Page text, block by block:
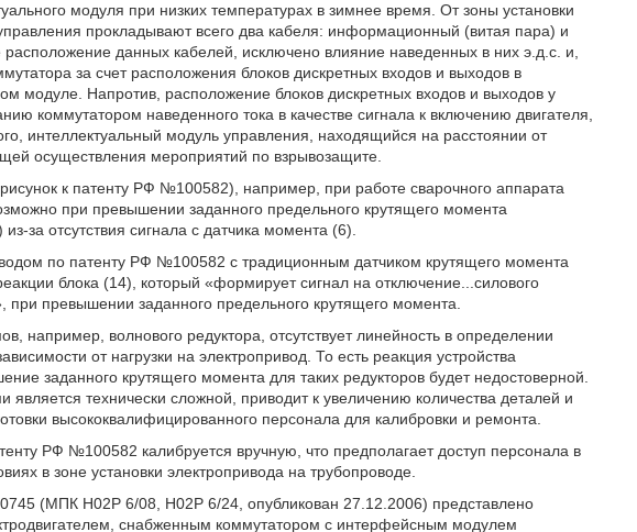
модуля при низких температурах в зимнее время. От зоны установки
прокладывают всего два кабеля: информационный (витая пара) и
данных кабелей, исключено влияние наведенных в них э.д.с. и,
за счет расположения блоков дискретных входов и выходов в
модуле. Напротив, расположение блоков дискретных входов и выходов у
коммутатором наведенного тока в качестве сигнала к включению двигателя,
интеллектуальный модуль управления, находящийся на расстоянии от
осуществления мероприятий по взрывозащите.
к патенту РФ №100582), например, при работе сварочного аппарата
при превышении заданного предельного крутящего момента
за отсутствия сигнала с датчика момента (6).
по патенту РФ №100582 с традиционным датчиком крутящего момента
блока (14), который «формирует сигнал на отключение...силового
превышении заданного предельного крутящего момента.
например, волнового редуктора, отсутствует линейность в определении
от нагрузки на электропривод. То есть реакция устройства
заданного крутящего момента для таких редукторов будет недостоверной.
технически сложной, приводит к увеличению количества деталей и
высококвалифицированного персонала для калибровки и ремонта.
РФ №100582 калибруется вручную, что предполагает доступ персонала в
в зоне установки электропривода на трубопроводе.
(МПК H02P 6/08, H02P 6/24, опубликован 27.12.2006) представлено
снабженным коммутатором с интерфейсным модулем